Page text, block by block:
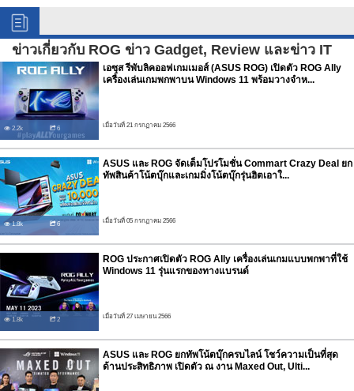
ข่าวเกี่ยวกับ ROG ข่าว Gadget, Review และข่าว IT
2.2k 6
เอซุส รีพับลิคออฟเกมเมอส์ (ASUS ROG) เปิดตัว ROG Ally
เครื่องเล่นเกมพกพาบน Windows 11 พร้อมวางจำห...
เมื่อวันที่ 21 กรกฏาคม 2566
1.8k 6
ASUS และ ROG จัดเต็มโปรโมชั่น Commart Crazy Deal ยก
ทัพสินค้าโน้ตบุ๊กและเกมมิ่งโน้ตบุ๊กรุ่นฮิตเอาใ...
เมื่อวันที่ 05 กรกฏาคม 2566
1.8k 2
ROG ประกาศเปิดตัว ROG Ally เครื่องเล่นเกมแบบพกพาที่ใช้
Windows 11 รุ่นแรกของทางแบรนด์
เมื่อวันที่ 27 เมษายน 2566
ASUS และ ROG ยกทัพโน้ตบุ๊กครบไลน์ โชว์ความเป็นที่สุด
ด้านประสิทธิภาพ เปิดตัว ณ งาน Maxed Out, Ulti...